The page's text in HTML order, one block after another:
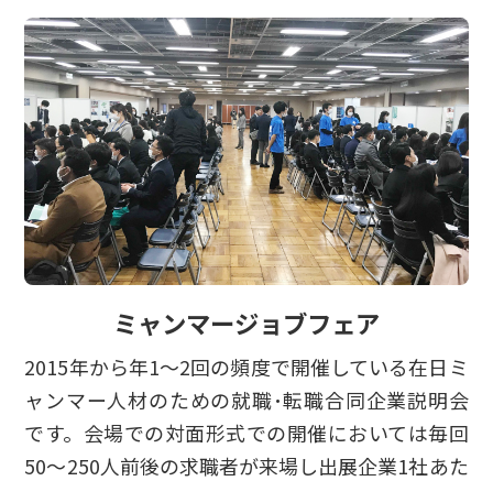
ミャンマージョブフェア
2015年から年1～2回の頻度で開催している在日ミ
ャンマー人材のための就職･転職合同企業説明会
です。会場での対面形式での開催においては毎回
50～250人前後の求職者が来場し出展企業1社あた